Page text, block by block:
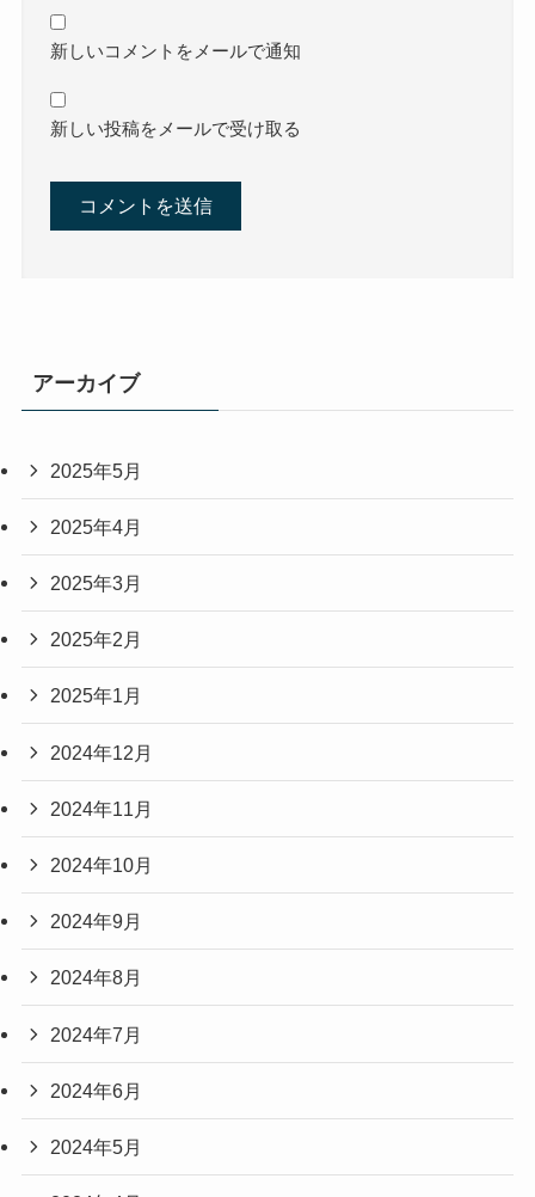
新しいコメントをメールで通知
新しい投稿をメールで受け取る
アーカイブ
2025年5月
2025年4月
2025年3月
2025年2月
2025年1月
2024年12月
2024年11月
2024年10月
2024年9月
2024年8月
2024年7月
2024年6月
2024年5月